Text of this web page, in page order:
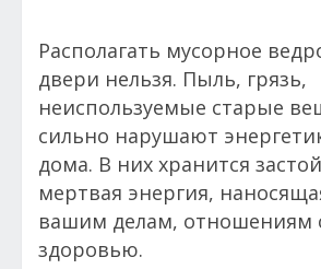
Располагать мусорное
двери нельзя. Пыль, грязь,
неиспользуемые старые
сильно нарушают
дома. В них хранится
мертвая энергия,
вашим делам, отношениям
здоровью.